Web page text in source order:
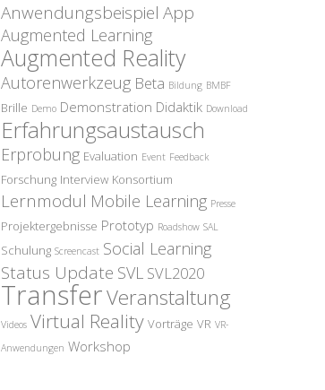
Anwendungsbeispiel App
Augmented Learning
Augmented Reality
Autorenwerkzeug Beta Bildung BMBF
Brille Demo Demonstration Didaktik Download
Erfahrungsaustausch
Erprobung Evaluation Event Feedback
Forschung Interview Konsortium
Lernmodul Mobile Learning Presse
Projektergebnisse Prototyp Roadshow SAL
Schulung Screencast Social Learning
Status Update SVL SVL2020
TransferVeranstaltung
Videos Virtual Reality Vorträge VR VR-
Anwendungen Workshop